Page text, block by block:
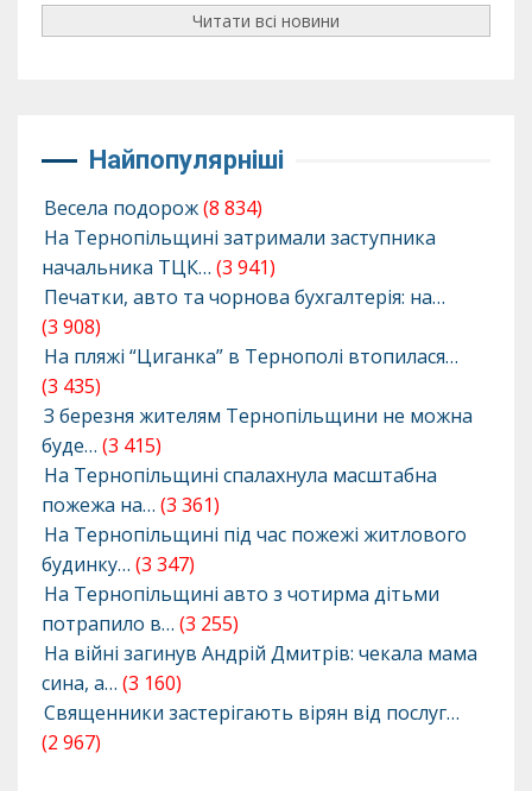
Читати всі новини
Найпопулярніші
Весела подорож(8 834)
На Тернопільщині затримали заступника
начальника ТЦК… (3 941)
Печатки, авто та чорнова бухгалтерія: на…
(3 908)
На пляжі “Циганка” в Тернополі втопилася…
(3 435)
З березня жителям Тернопільщини не можна
буде… (3 415)
На Тернопільщині спалахнула масштабна
пожежа на… (3 361)
На Тернопільщині під час пожежі житлового
будинку… (3 347)
На Тернопільщині авто з чотирма дітьми
потрапило в… (3 255)
На війні загинув Андрій Дмитрів: чекала мама
сина, а… (3 160)
Священники застерігають вірян від послуг…
(2 967)